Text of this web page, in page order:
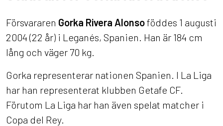
Försvararen Gorka Rivera Alonsoföddes 1 augusti
2004 (22 år) i Leganés, Spanien. Han är 184 cm
lång och väger 70 kg.
Gorka representerar nationen Spanien. I La Liga
har han representerat klubben Getafe CF.
Förutom La Liga har han även spelat matcher i
Copa del Rey.